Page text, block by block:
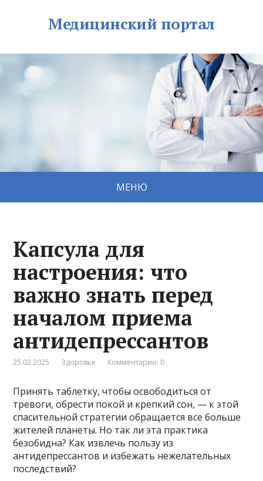
Медицинский портал
МЕНЮ
Капсула для
настроения: что
важно знать перед
началом приема
антидепрессантов
25.02.2025 Здоровье Комментарии: 0
Принять таблетку, чтобы освободиться от
тревоги, обрести покой и крепкий сон, — к этой
спасительной стратегии обращается все больше
жителей планеты. Но так ли эта практика
безобидна? Как извлечь пользу из
антидепрессантов и избежать нежелательных
последствий?